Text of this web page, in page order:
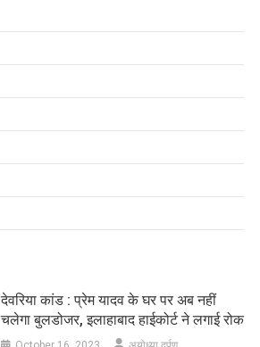
देवरिया कांड : प्रेम यादव के घर पर अब नहीं
चलेगा बुलडोजर, इलाहाबाद हाईकोर्ट ने लगाई रोक